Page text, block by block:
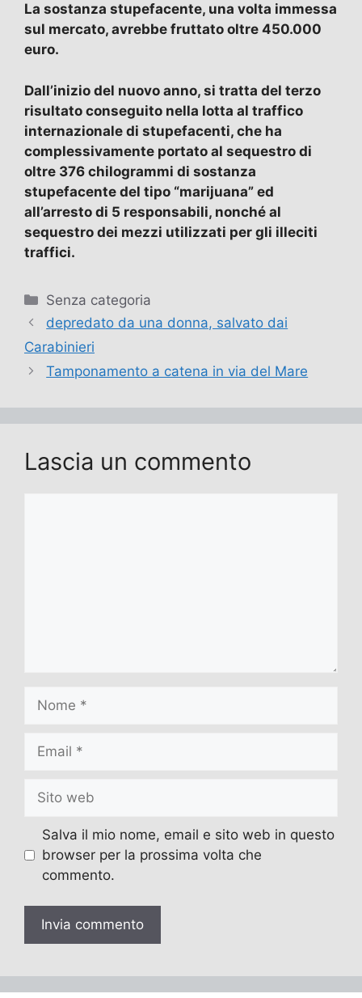
La sostanza stupefacente, una volta immessa
sul mercato, avrebbe fruttato oltre 450.000
euro.
Dall’inizio del nuovo anno, si tratta del terzo
risultato conseguito nella lotta al traffico
internazionale di stupefacenti, che ha
complessivamente portato al sequestro di
oltre 376 chilogrammi di sostanza
stupefacente del tipo “marijuana” ed
all’arresto di 5 responsabili, nonché al
sequestro dei mezzi utilizzati per gli illeciti
traffici.
Categorie
Senza categoria
depredato da una donna, salvato dai
Carabinieri
Tamponamento a catena in via del Mare
Lascia un commento
web
Salva il mio nome, email e sito web in questo
browser per la prossima volta che
commento.